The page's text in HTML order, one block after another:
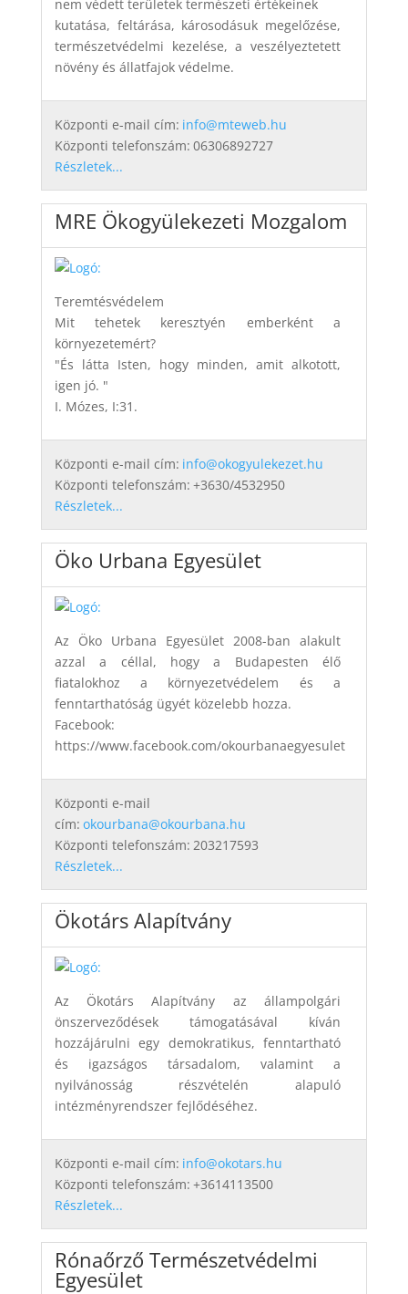
nem védett területek természeti értékeinek
kutatása, feltárása, károsodásuk megelőzése,
természetvédelmi kezelése, a veszélyeztetett
növény és állatfajok védelme.
Központi e-mail cím: info@mteweb.hu
Központi telefonszám: 06306892727
Részletek...
MRE Ökogyülekezeti Mozgalom
Teremtésvédelem
Mit tehetek keresztyén emberként a
környezetemért?
"És látta Isten, hogy minden, amit alkotott,
igen jó. "
I. Mózes, I:31.
Központi e-mail cím: info@okogyulekezet.hu
Központi telefonszám: +3630/4532950
Részletek...
Öko Urbana Egyesület
Az Öko Urbana Egyesület 2008-ban alakult
azzal a céllal, hogy a Budapesten élő
fiatalokhoz a környezetvédelem és a
fenntarthatóság ügyét közelebb hozza.
Facebook:
https://www.facebook.com/okourbanaegyesulet
Központi e-mail
cím: okourbana@okourbana.hu
Központi telefonszám: 203217593
Részletek...
Ökotárs Alapítvány
Az Ökotárs Alapítvány az állampolgári
önszerveződések támogatásával kíván
hozzájárulni egy demokratikus, fenntartható
és igazságos társadalom, valamint a
nyilvánosság részvételén alapuló
intézményrendszer fejlődéséhez.
Központi e-mail cím: info@okotars.hu
Központi telefonszám: +3614113500
Részletek...
Rónaőrző Természetvédelmi
Egyesület